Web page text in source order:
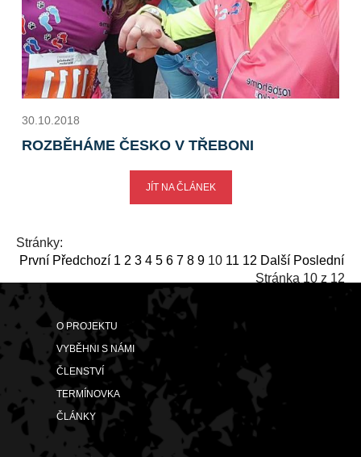
30.10.2018
ROZBĚHÁME ČESKO V TŘEBONI
JÍT NA ČLÁNEK
Stránky:
První Předchozí 1 2 3 4 5 6 7 8 9 10 11 12 Další Poslední
Stránka 10 z 12
O PROJEKTU
VYBĚHNI S NÁMI
ČLENSTVÍ
TERMÍNOVKA
ČLÁNKY